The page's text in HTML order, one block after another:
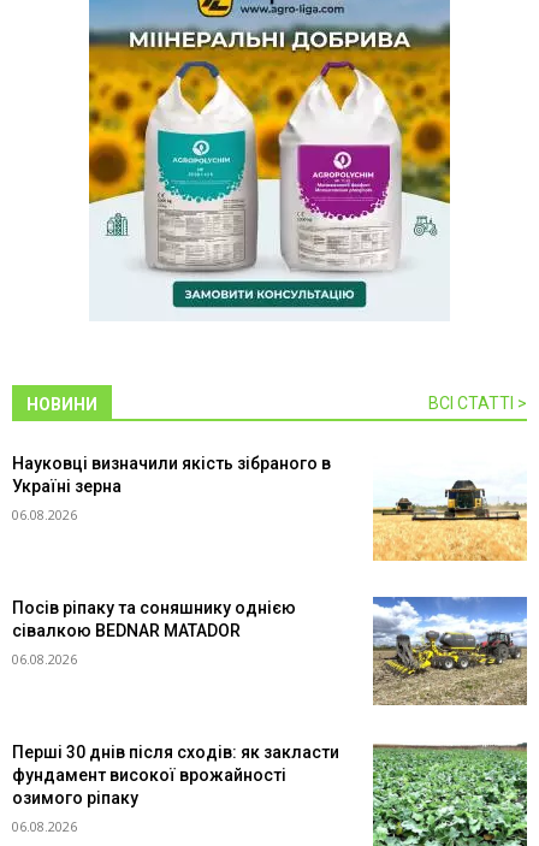
НОВИНИ ВСІ СТАТТІ >
Науковці визначили якість зібраного в
Україні зерна
06.08.2026
Посів ріпаку та соняшнику однією
сівалкою BEDNAR MATADOR
06.08.2026
Перші 30 днів після сходів: як закласти
фундамент високої врожайності
озимого ріпаку
06.08.2026